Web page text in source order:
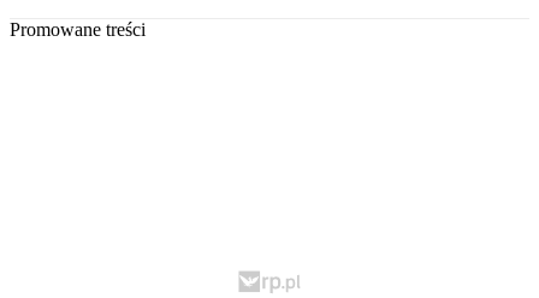
Promowane treści